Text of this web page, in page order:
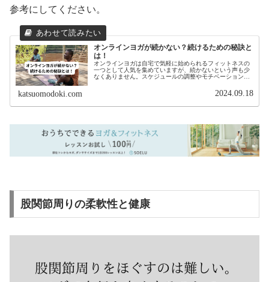
参考にしてください。
オンラインヨガが続かない？続けるための秘訣と
は！
オンラインヨガは自宅で気軽に始められるフィットネスの
一つとして人気を集めていますが、続かないという声も少
なくありません。スケジュールの調整やモチベーションの
katsuomodoki.com 2024.09.18
股関節周りの柔軟性と健康